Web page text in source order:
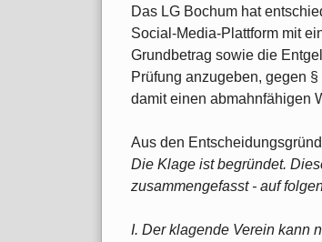
Das LG Bochum hat
Social-Media-Plattform mit
Grundbetrag sowie die
Prüfung anzugeben, gegen
damit einen abmahnfähigen
Aus den
Die Klage ist begründet.
zusammengefasst - auf
I. Der klagende Verein kann